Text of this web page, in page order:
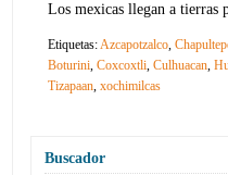
Los mexicas llegan a tierras
Etiquetas:Azcapotzalco,
Boturini,Coxcoxtli,Culhuacan,
Tizapaan,xochimilcas
Buscador